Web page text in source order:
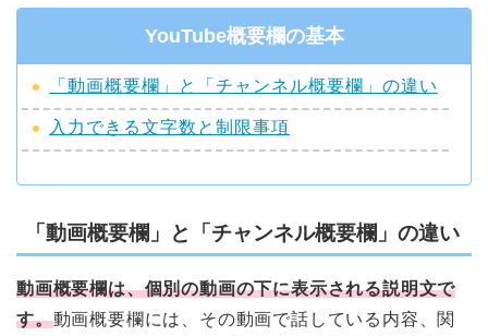
YouTube概要欄の基本
「動画概要欄」と「チャンネル概要欄」の違い
入力できる文字数と制限事項
「動画概要欄」と「チャンネル概要欄」の違い
動画概要欄は、個別の動画の下に表示される説明文で
す。動画概要欄には、その動画で話している内容、関